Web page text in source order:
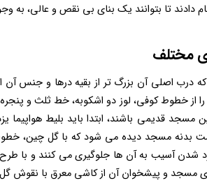
تا بتوانند یک بنای بی نقص و عالی، به
مختلف
درب اصلی آن بزرگ تر از بقیه درها و جنس آن
از خطوط کوفی، لوز دو اشکوبه، خط ثلث و
قدیمی باشند، ابتدا باید بلیط هواپیما
بدنه مسجد دیده می شود که با گل چین،
شدن آسیب به آن ها جلوگیری می کنند و با
مسجد و پیشخوان آن از کاشی معرق با نقوش گل